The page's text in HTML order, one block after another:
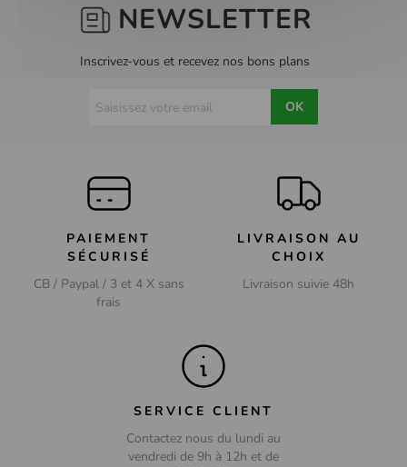
NEWSLETTER
Inscrivez-vous et recevez nos bons plans
OK
PAIEMENT
SÉCURISÉ
CB / Paypal / 3 et 4 X sans
frais
LIVRAISON AU
CHOIX
Livraison suivie 48h
SERVICE CLIENT
Contactez nous du lundi au
vendredi de 9h à 12h et de